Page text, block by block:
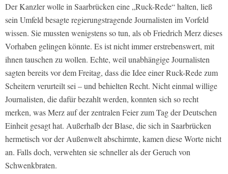
Der Kanzler wolle in Saarbrücken eine „Ruck-Rede“ halten, ließ
sein Umfeld besagte regierungstragende Journalisten im Vorfeld
wissen. Sie mussten wenigstens so tun, als ob Friedrich Merz dieses
Vorhaben gelingen könnte. Es ist nicht immer erstrebenswert, mit
ihnen tauschen zu wollen. Echte, weil unabhängige Journalisten
sagten bereits vor dem Freitag, dass die Idee einer Ruck-Rede zum
Scheitern verurteilt sei – und behielten Recht. Nicht einmal willige
Journalisten, die dafür bezahlt werden, konnten sich so recht
merken, was Merz auf der zentralen Feier zum Tag der Deutschen
Einheit gesagt hat. Außerhalb der Blase, die sich in Saarbrücken
hermetisch vor der Außenwelt abschirmte, kamen diese Worte nicht
an. Falls doch, verwehten sie schneller als der Geruch von
Schwenkbraten.